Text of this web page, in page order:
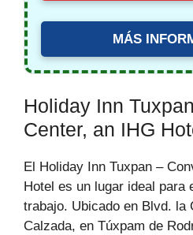
MÁS
Holiday Inn
Center, an IHG
El Holiday Inn Tuxpan –
Hotel es un lugar ideal para
trabajo. Ubicado en Blvd. la
Calzada, en Túxpam de